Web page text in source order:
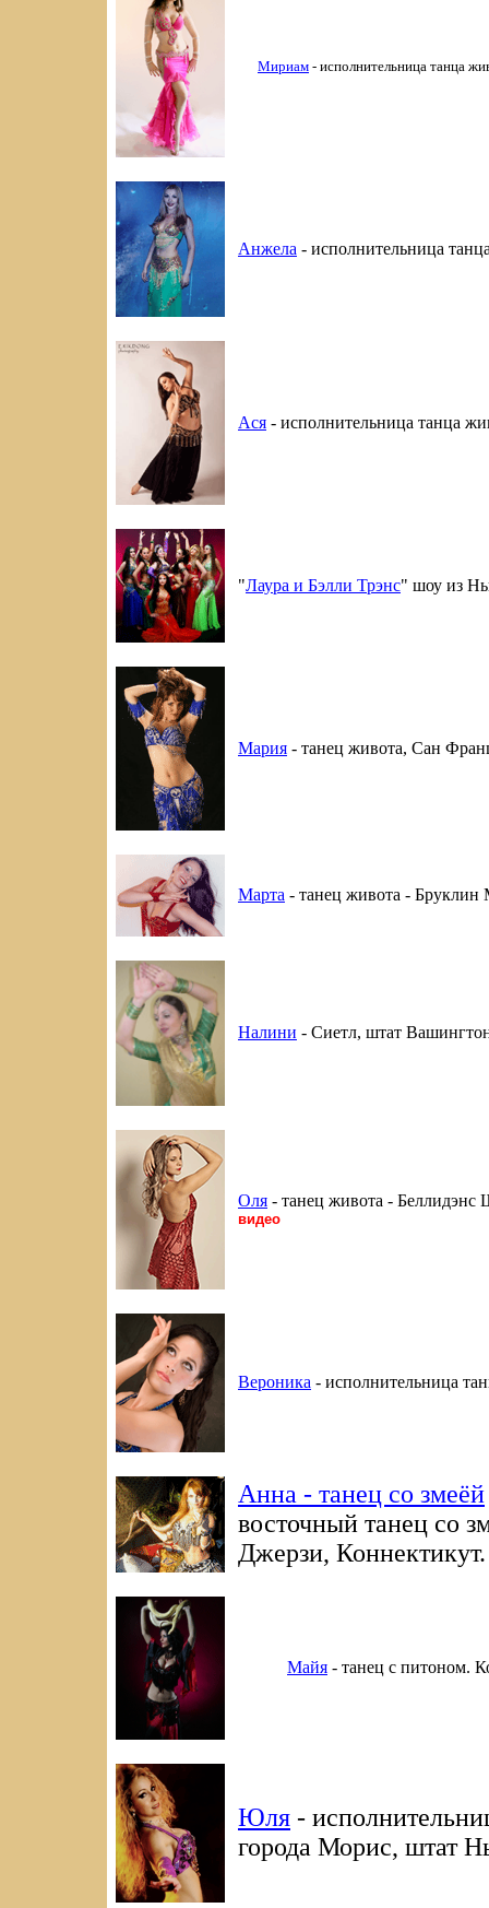
Мириам - исполнительница танца
Анжела - исполнительница
Ася - исполнительница танца
"Лаура и Бэлли Трэнс" шоу из
Мария - танец живота, Сан
Марта - танец живота - Бруклин
Налини - Сиетл, штат
Оля - танец живота -
видео
Вероника - исполнительница
Анна - танец со змеёй
восточный танец со
Джерзи, Коннектикут.
Майя - танец с питоном.
Юля -
города Морис, штат